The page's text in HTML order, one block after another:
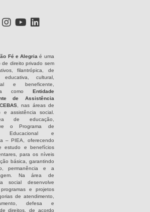
Fé e Alegria é uma
de direito privado sem
filantrópica, de
educativa, cultural,
e beneficente,
como Entidade
de Assistência
, nas áreas de
e assistência social.
de educação,
o Programa de
Educacional e
– PIEA, oferecendo
estudo e benefícios
para os níveis
básica, garantindo
permanência e a
Na área de
social desenvolve
e projetos
de atendimento,
defesa e
direitos, de acordo